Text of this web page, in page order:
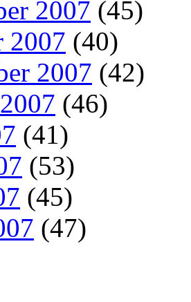
2007 (45)
2007 (40)
2007 (42)
(46)
(41)
(53)
(45)
(47)